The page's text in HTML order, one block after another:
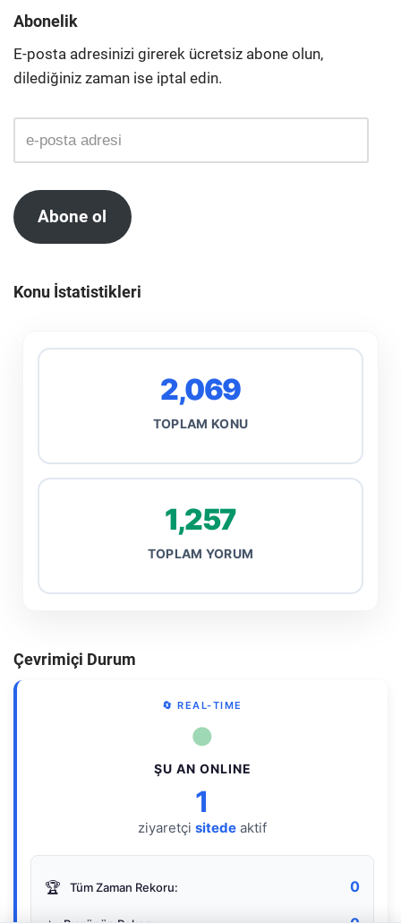
Abonelik
E-posta adresinizi girerek ücretsiz abone olun,
dilediğiniz zaman ise iptal edin.
Abone ol
Konu İstatistikleri
2,069
TOPLAM KONU
1,257
TOPLAM YORUM
Çevrimiçi Durum
🔄 REAL-TIME
●
ŞU AN ONLINE
1
ziyaretçi sitede aktif
🏆 Tüm Zaman Rekoru: 0